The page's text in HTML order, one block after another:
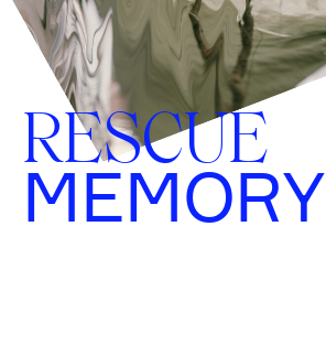
RESCUE
MEMORY